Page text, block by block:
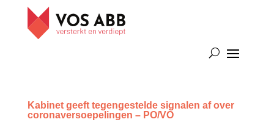
Kabinet geeft tegengestelde signalen af over
coronaversoepelingen – PO/VO